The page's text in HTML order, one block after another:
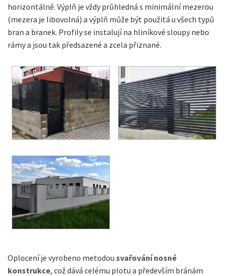
horizontálně. Výplň je vždy průhledná s minimální mezerou
(mezera je libovolná) a výplň může být použitá u všech typů
bran a branek. Profily se instalují na hliníkové sloupy nebo
rámy a jsou tak předsazené a zcela přiznané.
Oplocení je vyrobeno metodou svařování nosné
konstrukce, což dává celému plotu a především bránám